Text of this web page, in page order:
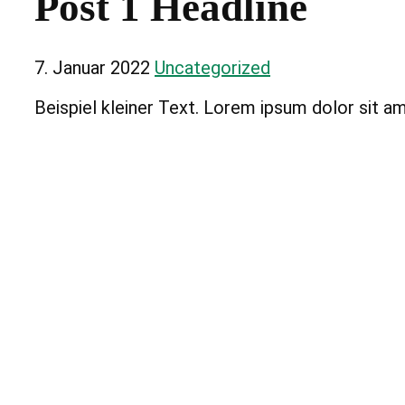
7. Januar 2022 Uncategorized
Beispiel kleiner Text. Lorem ipsum dolor sit